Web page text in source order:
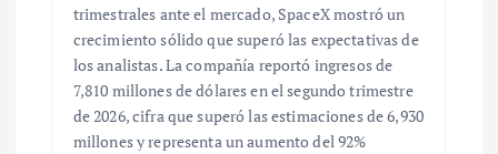
trimestrales ante el mercado, SpaceX mostró un
crecimiento sólido que superó las expectativas de
los analistas. La compañía reportó ingresos de
7,810 millones de dólares en el segundo trimestre
de 2026, cifra que superó las estimaciones de 6,930
millones y representa un aumento del 92%